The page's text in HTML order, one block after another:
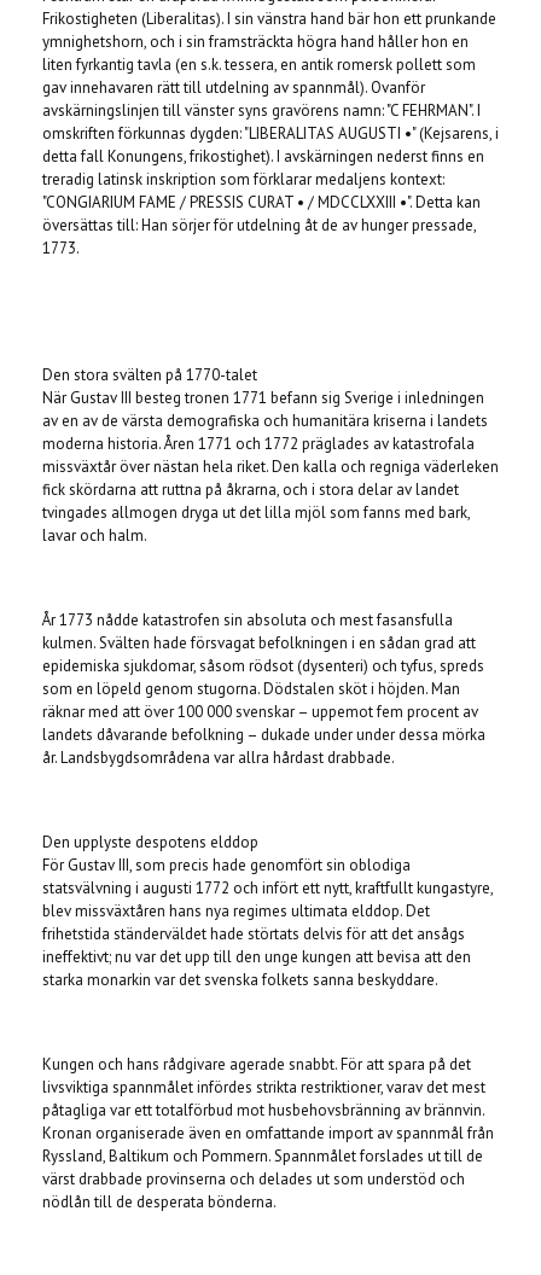
Frikostigheten (Liberalitas). I sin vänstra hand bär hon ett prunkande
ymnighetshorn, och i sin framsträckta högra hand håller hon en
liten fyrkantig tavla (en s.k. tessera, en antik romersk pollett som
gav innehavaren rätt till utdelning av spannmål). Ovanför
avskärningslinjen till vänster syns gravörens namn: "C FEHRMAN". I
omskriften förkunnas dygden: "LIBERALITAS AUGUSTI •" (Kejsarens, i
detta fall Konungens, frikostighet). I avskärningen nederst finns en
treradig latinsk inskription som förklarar medaljens kontext:
"CONGIARIUM FAME / PRESSIS CURAT • / MDCCLXXIII •". Detta kan
översättas till: Han sörjer för utdelning åt de av hunger pressade,
1773.
Den stora svälten på 1770-talet
När Gustav III besteg tronen 1771 befann sig Sverige i inledningen
av en av de värsta demografiska och humanitära kriserna i landets
moderna historia. Åren 1771 och 1772 präglades av katastrofala
missväxtår över nästan hela riket. Den kalla och regniga väderleken
fick skördarna att ruttna på åkrarna, och i stora delar av landet
tvingades allmogen dryga ut det lilla mjöl som fanns med bark,
lavar och halm.
År 1773 nådde katastrofen sin absoluta och mest fasansfulla
kulmen. Svälten hade försvagat befolkningen i en sådan grad att
epidemiska sjukdomar, såsom rödsot (dysenteri) och tyfus, spreds
som en löpeld genom stugorna. Dödstalen sköt i höjden. Man
räknar med att över 100 000 svenskar – uppemot fem procent av
landets dåvarande befolkning – dukade under under dessa mörka
år. Landsbygdsområdena var allra hårdast drabbade.
Den upplyste despotens elddop
För Gustav III, som precis hade genomfört sin oblodiga
statsvälvning i augusti 1772 och infört ett nytt, kraftfullt kungastyre,
blev missväxtåren hans nya regimes ultimata elddop. Det
frihetstida ständerväldet hade störtats delvis för att det ansågs
ineffektivt; nu var det upp till den unge kungen att bevisa att den
starka monarkin var det svenska folkets sanna beskyddare.
Kungen och hans rådgivare agerade snabbt. För att spara på det
livsviktiga spannmålet infördes strikta restriktioner, varav det mest
påtagliga var ett totalförbud mot husbehovsbränning av brännvin.
Kronan organiserade även en omfattande import av spannmål från
Ryssland, Baltikum och Pommern. Spannmålet forslades ut till de
värst drabbade provinserna och delades ut som understöd och
nödlån till de desperata bönderna.